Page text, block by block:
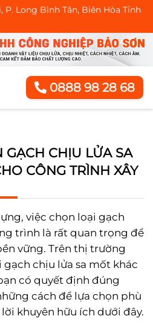
P. Long Bình Tân, Biên Hòa Tỉnh
0888 98 28 68
GẠCH CHỊU LỬA SA
CÔNG TRÌNH XÂY
việc chọn loại gạch
trình là rất quan trọng để
vững. Trên thị trường
gạch chịu lửa sa mốt khác
có quyết định đúng
cách để lựa chọn phù
khuyên hữu ích dưới đây.